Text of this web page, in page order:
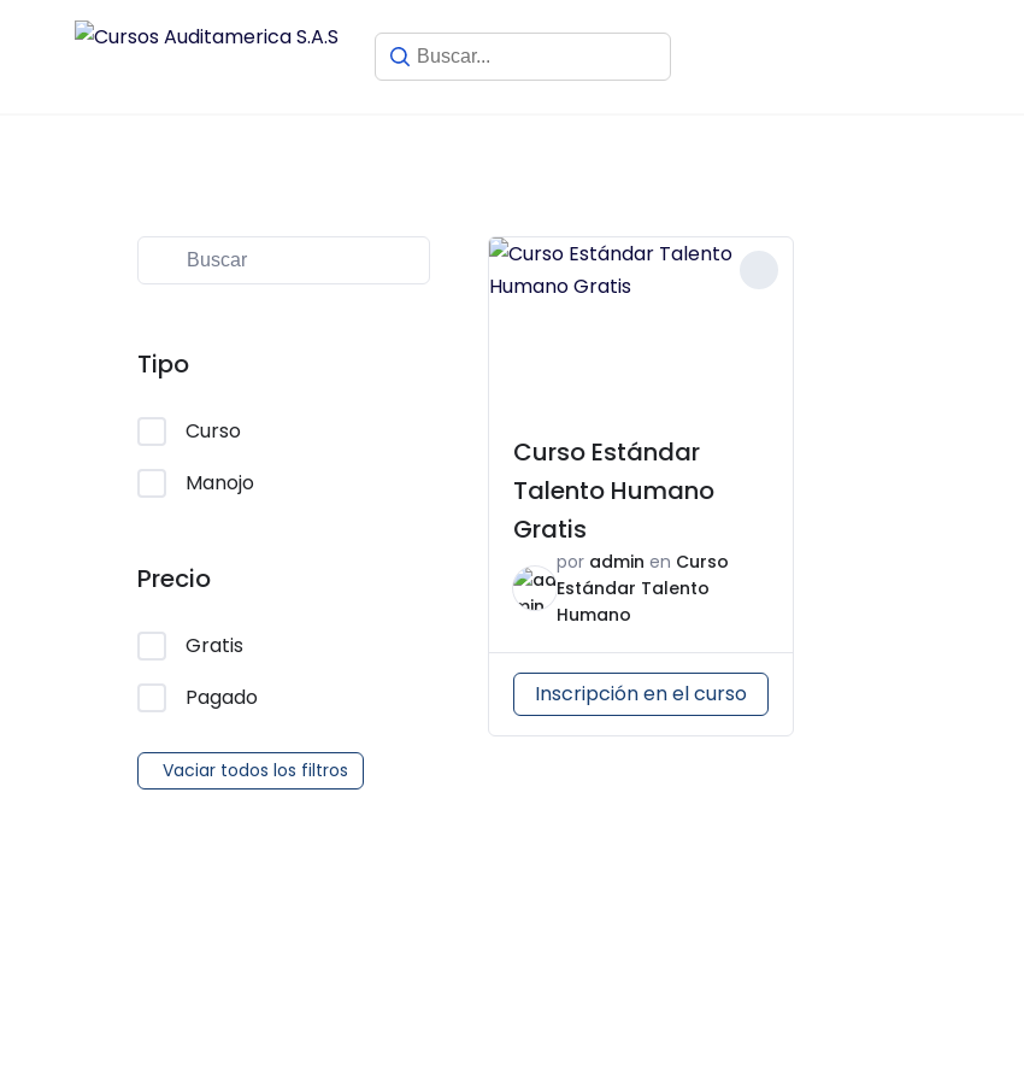
Tipo
Curso
Manojo
Precio
Gratis
Pagado
Vaciar todos los filtros
Curso Estándar
Talento Humano
Gratis
por admin en Curso
Estándar Talento
Humano
Inscripción en el curso